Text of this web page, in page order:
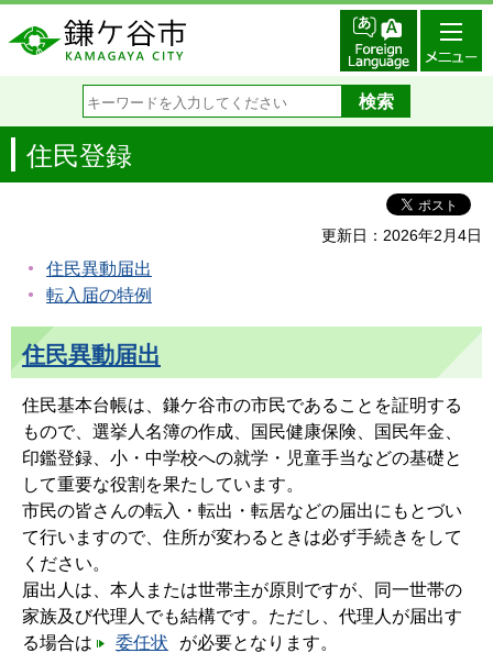
住民登録
更新日：2026年2月4日
住民異動届出
転入届の特例
住民異動届出
住民基本台帳は、鎌ケ谷市の市民であることを証明する
もので、選挙人名簿の作成、国民健康保険、国民年金、
印鑑登録、小・中学校への就学・児童手当などの基礎と
して重要な役割を果たしています。
市民の皆さんの転入・転出・転居などの届出にもとづい
て行いますので、住所が変わるときは必ず手続きをして
ください。
届出人は、本人または世帯主が原則ですが、同一世帯の
家族及び代理人でも結構です。ただし、代理人が届出す
る場合は
委任状
が必要となります。